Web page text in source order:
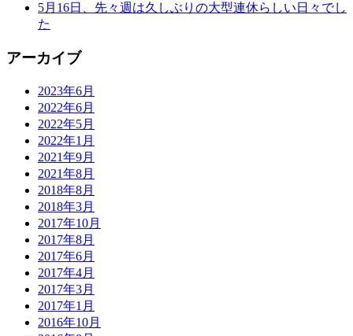
5月16日、先々週は久しぶりの大型連休らしい日々でし
た
アーカイブ
2023年6月
2022年6月
2022年5月
2022年1月
2021年9月
2021年8月
2018年8月
2018年3月
2017年10月
2017年8月
2017年6月
2017年4月
2017年3月
2017年1月
2016年10月